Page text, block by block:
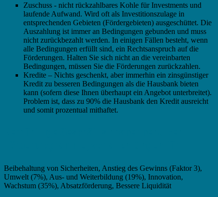
Zuschuss - nicht rückzahlbares Kohle für Investments und
laufende Aufwand. Wird oft als Investitionszulage in
entsprechenden Gebieten (Fördergebieten) ausgeschüttet. Die
Auszahlung ist immer an Bedingungen gebunden und muss
nicht zurückbezahlt werden. In einigen Fällen besteht, wenn
alle Bedingungen erfüllt sind, ein Rechtsanspruch auf die
Förderungen. Halten Sie sich nicht an die vereinbarten
Bedingungen, müssen Sie die Förderungen zurückzahlen.
Kredite – Nichts geschenkt, aber immerhin ein zinsgünstiger
Kredit zu besseren Bedingungen als die Hausbank bieten
kann (sofern diese Ihnen überhaupt ein Angebot unterbreitet).
Problem ist, dass zu 90% die Hausbank den Kredit ausreicht
und somit prozentual mithaftet.
Beibehaltung von Sicherheiten, Anstieg des Gewinns (Faktor 3),
Umwelt (7%), Aus- und Weiterbildung (19%), Innovation,
Wachstum (35%), Absatzförderung, Bessere Liquidität